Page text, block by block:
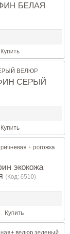
БЕЛАЯ
Купить
СЕРЫЙ
Купить
экокожа
(Код: 6510)
Купить